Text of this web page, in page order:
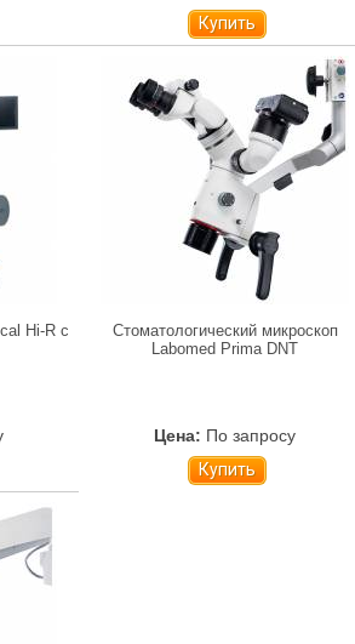
Купить
Hi-R с
Стоматологический микроскоп
Labomed Prima DNT
Цена: По запросу
Купить